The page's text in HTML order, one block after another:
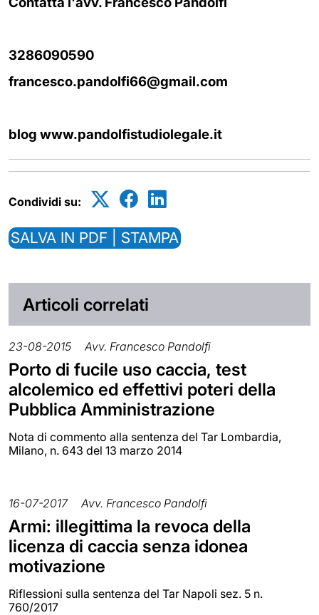
3286090590
francesco.pandolfi66@gmail.com
blog www.pandolfistudiolegale.it
Condividi su:
SALVA IN PDF | STAMPA
Articoli correlati
23-08-2015 Avv. Francesco Pandolfi
Porto di fucile uso caccia, test
alcolemico ed effettivi poteri della
Pubblica Amministrazione
Nota di commento alla sentenza del Tar Lombardia,
Milano, n. 643 del 13 marzo 2014
16-07-2017 Avv. Francesco Pandolfi
Armi: illegittima la revoca della
licenza di caccia senza idonea
motivazione
Riflessioni sulla sentenza del Tar Napoli sez. 5 n.
760/2017